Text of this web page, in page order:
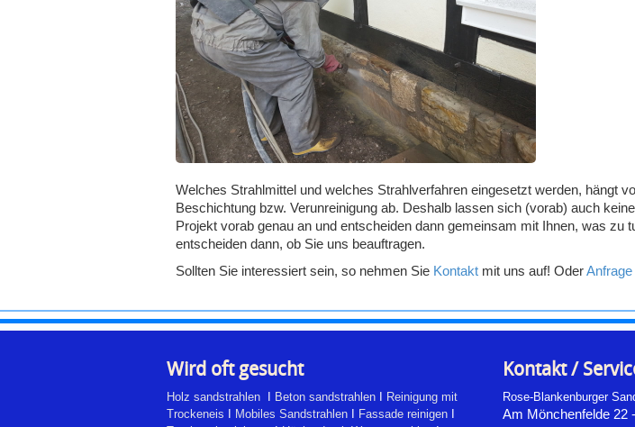
Welches Strahlmittel und welches Strahlverfahren eingesetzt werden, hängt
Beschichtung bzw. Verunreinigung ab. Deshalb lassen sich (vorab) auch
Projekt vorab genau an und entscheiden dann gemeinsam mit Ihnen, was zu
entscheiden dann, ob Sie uns beauftragen.
Sollten Sie interessiert sein, so nehmen Sie Kontakt mit uns auf! Oder
Wird oft gesucht
Holz sandstrahlen I Beton sandstrahlen I Reinigung mit
Trockeneis I Mobiles Sandstrahlen I Fassade reinigen I
Kontakt /
Rose-Blankenburger
Am Mönchenfelde 22